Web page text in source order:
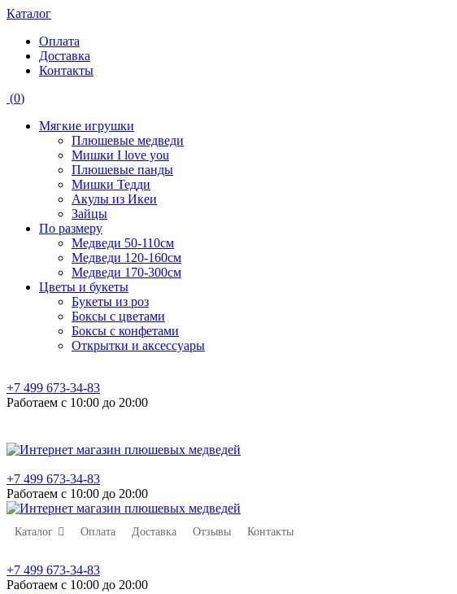
Каталог
Оплата
Доставка
Контакты
(0)
Мягкие игрушки
Плюшевые медведи
Мишки I love you
Плюшевые панды
Мишки Тедди
Акулы из Икеи
Зайцы
По размеру
Медведи 50-110см
Медведи 120-160см
Медведи 170-300см
Цветы и букеты
Букеты из роз
Боксы с цветами
Боксы с конфетами
Открытки и аксессуары
+7 499 673-34-83
Работаем с 10:00 до 20:00
+7 499 673-34-83
Работаем с 10:00 до 20:00
Каталог Оплата Доставка Отзывы Контакты
+7 499 673-34-83
Работаем с 10:00 до 20:00